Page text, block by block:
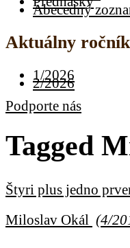
Abecedný
Aktuálny ročník
1/2026
2/2026
Podporte nás
Tagged
Štyri plus jedno
Miloslav Okál (4/